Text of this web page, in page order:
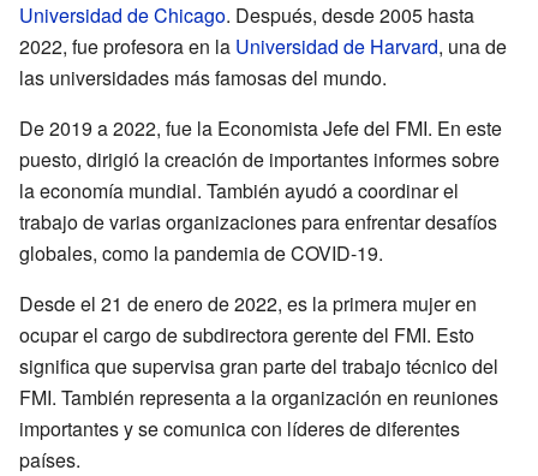
Universidad de Chicago. Después, desde 2005 hasta
2022, fue profesora en la Universidad de Harvard, una de
las universidades más famosas del mundo.
De 2019 a 2022, fue la Economista Jefe del FMI. En este
puesto, dirigió la creación de importantes informes sobre
la economía mundial. También ayudó a coordinar el
trabajo de varias organizaciones para enfrentar desafíos
globales, como la pandemia de COVID-19.
Desde el 21 de enero de 2022, es la primera mujer en
ocupar el cargo de subdirectora gerente del FMI. Esto
significa que supervisa gran parte del trabajo técnico del
FMI. También representa a la organización en reuniones
importantes y se comunica con líderes de diferentes
países.